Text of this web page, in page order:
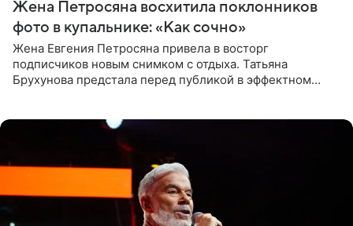
Жена Петросяна восхитила поклонников
фото в купальнике: «Как сочно»
Жена Евгения Петросяна привела в восторг
подписчиков новым снимком с отдыха. Татьяна
Брухунова предстала перед публикой в эффектном